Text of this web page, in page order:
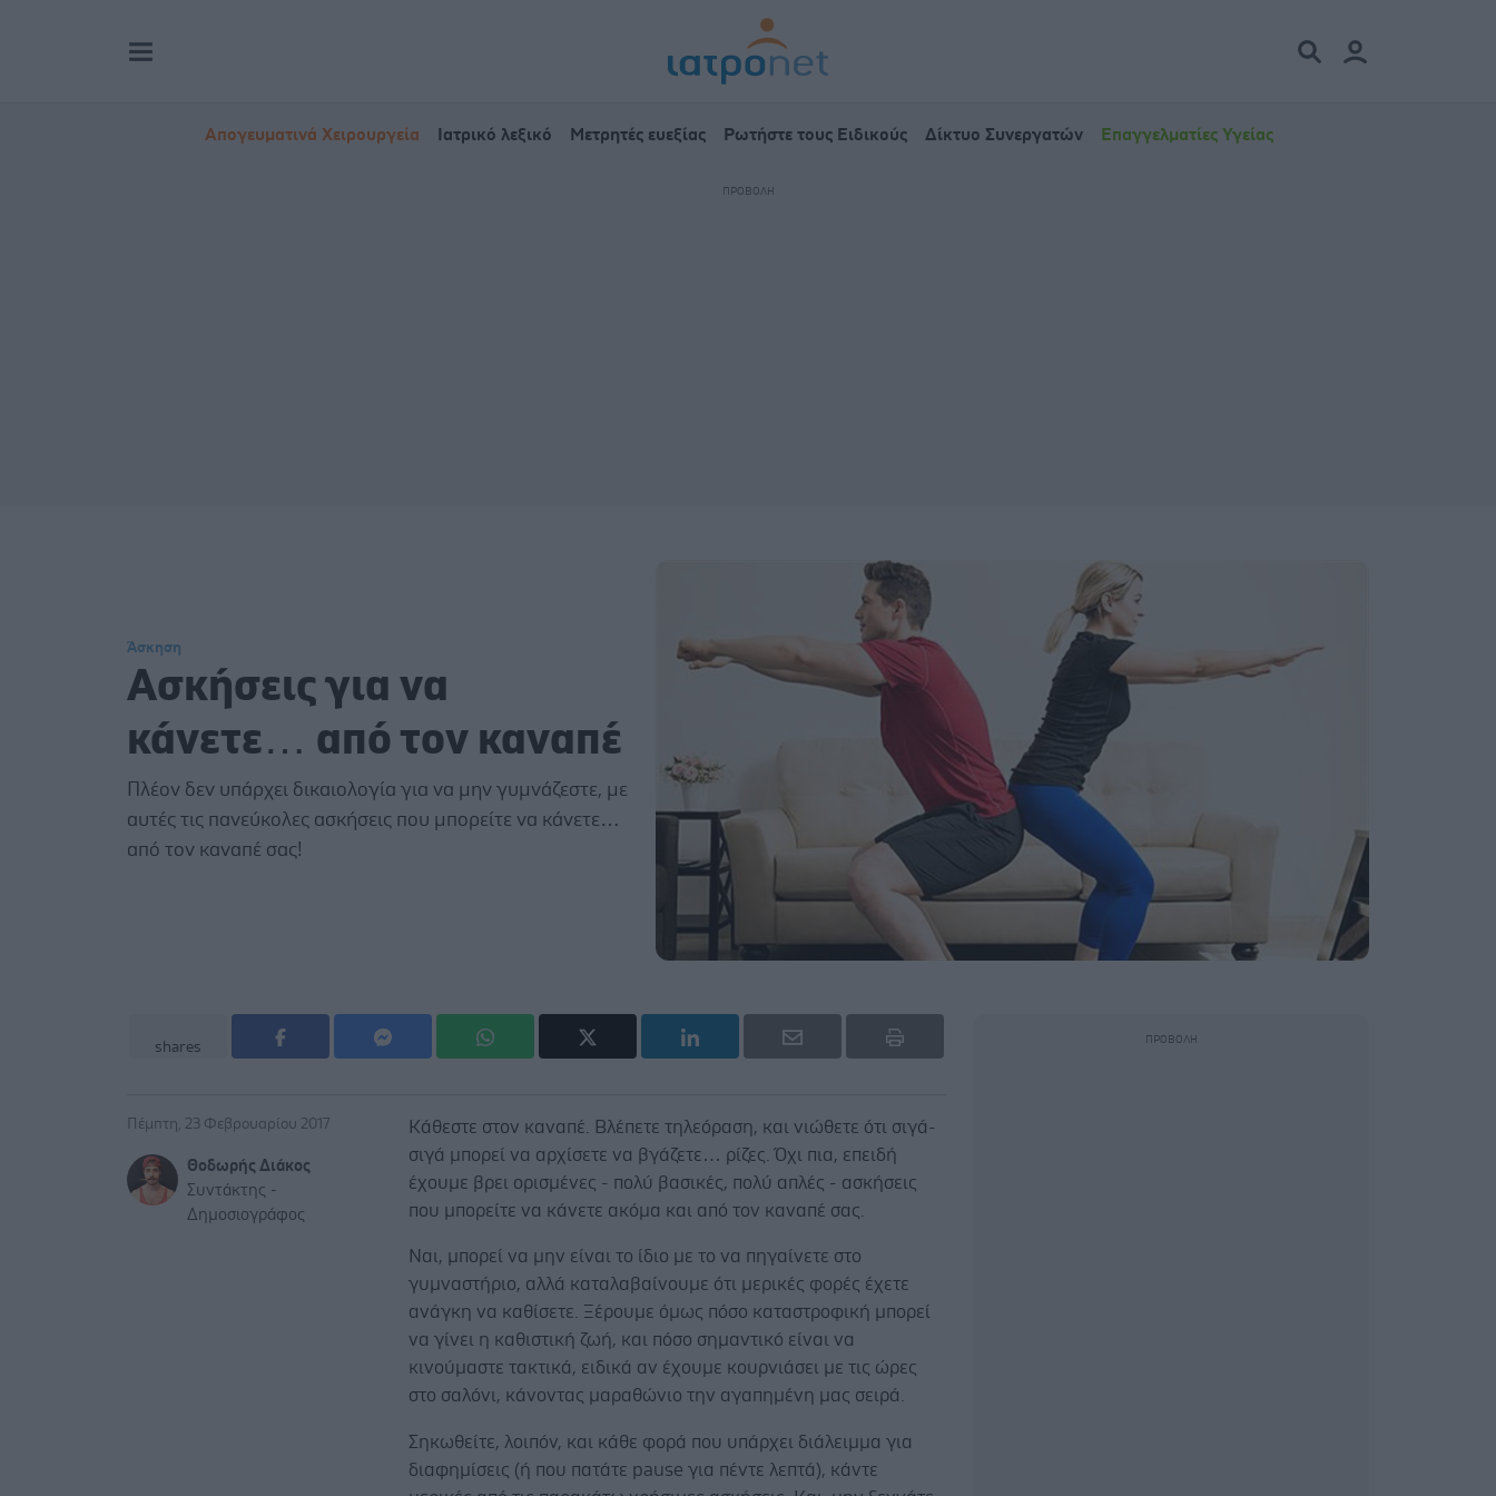
Απογευματινά Χειρουργεία Ιατρικό λεξικό Μετρητές ευεξίας Ρωτήστε τους Ειδικούς Δίκτυο Συνεργατών Επαγγελματίες Υγείας
Άσκηση
Ασκήσεις για να
κάνετε… από τον καναπέ
Πλέον δεν υπάρχει δικαιολογία για να μην γυμνάζεστε, με
αυτές τις πανεύκολες ασκήσεις που μπορείτε να κάνετε…
από τον καναπέ σας!
shares
Πέμπτη, 23 Φεβρουαρίου 2017
Θοδωρής Διάκος
Συντάκτης -
Δημοσιογράφος
Κάθεστε στον καναπέ. Βλέπετε τηλεόραση, και νιώθετε ότι σιγά-
σιγά μπορεί να αρχίσετε να βγάζετε… ρίζες. Όχι πια, επειδή
έχουμε βρει ορισμένες - πολύ βασικές, πολύ απλές - ασκήσεις
που μπορείτε να κάνετε ακόμα και από τον καναπέ σας.
Ναι, μπορεί να μην είναι το ίδιο με το να πηγαίνετε στο
γυμναστήριο, αλλά καταλαβαίνουμε ότι μερικές φορές έχετε
ανάγκη να καθίσετε. Ξέρουμε όμως πόσο καταστροφική μπορεί
να γίνει η καθιστική ζωή, και πόσο σημαντικό είναι να
κινούμαστε τακτικά, ειδικά αν έχουμε κουρνιάσει με τις ώρες
στο σαλόνι, κάνοντας μαραθώνιο την αγαπημένη μας σειρά.
Σηκωθείτε, λοιπόν, και κάθε φορά που υπάρχει διάλειμμα για
διαφημίσεις (ή που πατάτε pause για πέντε λεπτά), κάντε